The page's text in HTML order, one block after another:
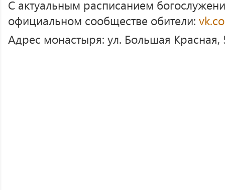
С актуальным расписанием
официальном сообществе обители:
Адрес монастыря: ул. Большая Красная,